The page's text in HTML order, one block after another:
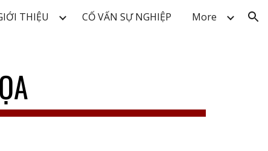
THIỆU CỐ VẤN SỰ NGHIỆP More